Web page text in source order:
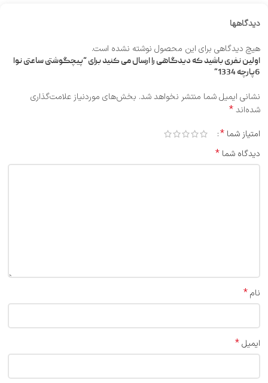
دیدگاهها
هیچ دیدگاهی برای این محصول نوشته نشده است.
اولین نفری باشید که دیدگاهی را ارسال می کنید برای “پیچگوشتی ساعتی نوا
6پارچه 1334”
نشانی ایمیل شما منتشر نخواهد شد. بخش‌های موردنیاز علامت‌گذاری
شده‌اند*
امتیاز شما *
دیدگاه شما *
نام*
ایمیل*